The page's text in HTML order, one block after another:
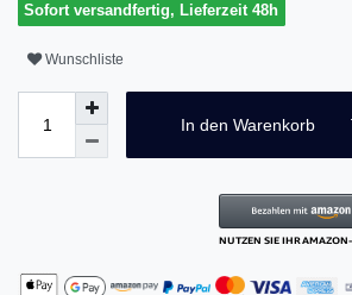
Sofort versandfertig, Lieferzeit 48h
Wunschliste
In den Warenkorb